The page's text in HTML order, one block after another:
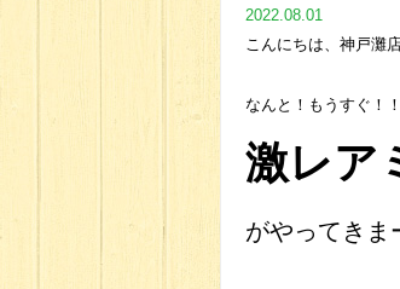
2022.08.01
こんにちは、神戸灘
なんと！もうすぐ！
激レア
がやってきま